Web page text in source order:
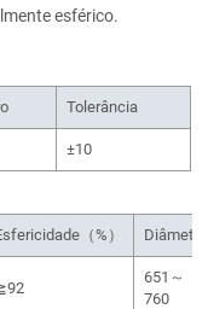
esférico.
Tolerância
±10
（%） Diâmetro
651～
760